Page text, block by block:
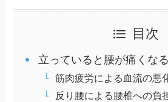
目次
立っていると腰が痛くな
筋肉疲労による血流の悪
反り腰による腰椎への負